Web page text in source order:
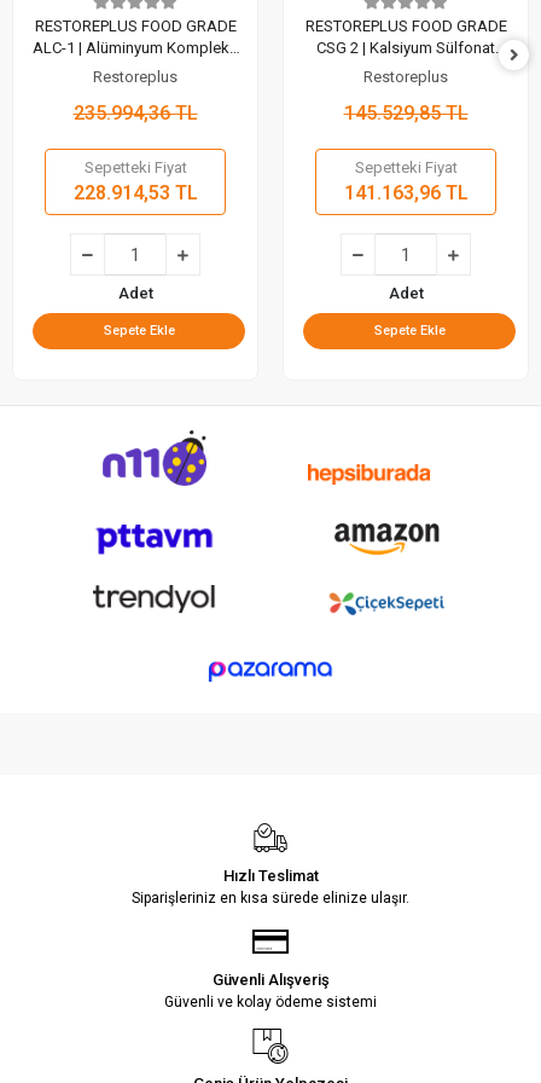
RESTOREPLUS FOOD GRADE
ALC-1 | Alüminyum Kompleks
Gıda Makineleri Gresi (15 Kg)
Restoreplus
235.994,36 TL
Sepetteki Fiyat
228.914,53 TL
Adet
Sepete Ekle
RESTOREPLUS FOOD GRADE
CSG 2 | Kalsiyum Sülfonat
Kompleks Gıda Gresi (18 Kg)
Restoreplus
145.529,85 TL
Sepetteki Fiyat
141.163,96 TL
Adet
Sepete Ekle
Hızlı Teslimat
Siparişleriniz en kısa sürede elinize ulaşır.
Güvenli Alışveriş
Güvenli ve kolay ödeme sistemi